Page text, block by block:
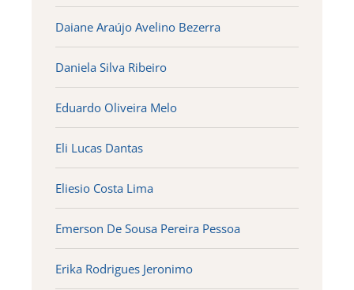
Daiane Araújo Avelino Bezerra
Daniela Silva Ribeiro
Eduardo Oliveira Melo
Eli Lucas Dantas
Eliesio Costa Lima
Emerson De Sousa Pereira Pessoa
Erika Rodrigues Jeronimo